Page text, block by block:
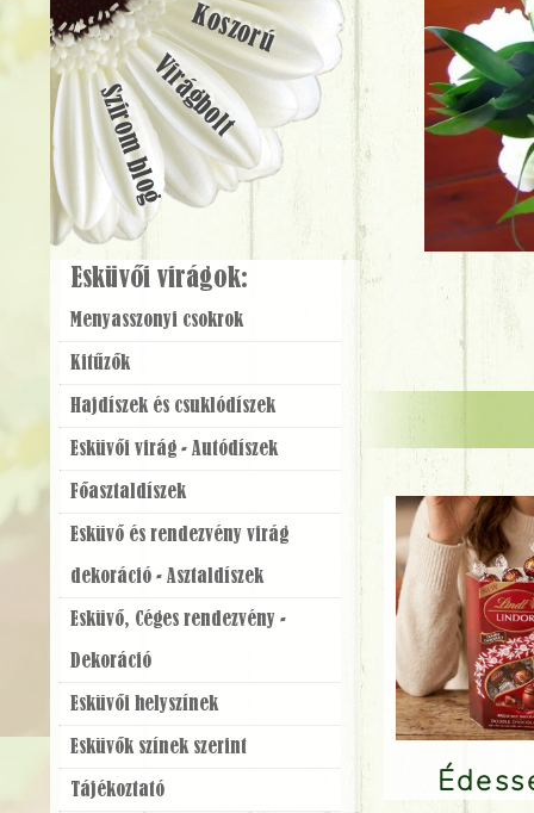
Koszorú
Virágbolt
Szirom blog
Esküvői virágok:
Menyasszonyi csokrok
Kitűzők
Hajdíszek és csuklódíszek
Esküvői virág - Autódíszek
Főasztaldíszek
Esküvő és rendezvény virág
dekoráció - Asztaldíszek
Esküvő, Céges rendezvény -
Dekoráció
Esküvői helyszínek
Esküvők színek szerint
Tájékoztató